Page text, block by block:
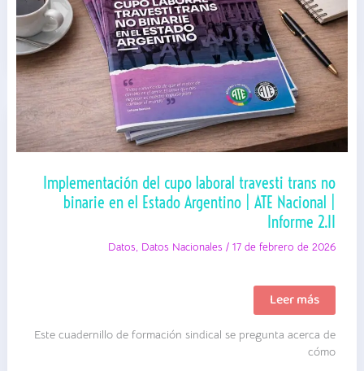
Implementación del cupo laboral travesti trans no
binarie en el Estado Argentino | ATE Nacional |
Informe 2.II
Datos, Datos Nacionales /17 de febrero de 2026
Implementación
del
laboral
travesti
Leer más
Este cuadernillo de formación sindical se pregunta acerca de
cómo